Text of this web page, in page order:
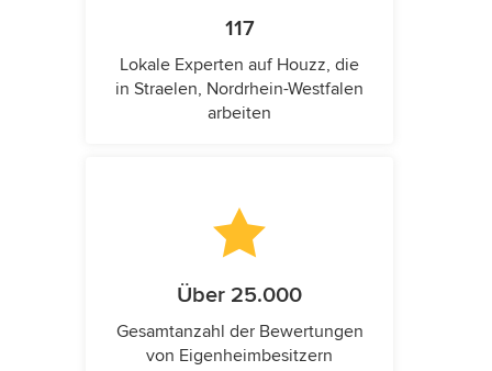
117
Lokale Experten auf Houzz, die
in Straelen, Nordrhein-Westfalen
arbeiten
Über 25.000
Gesamtanzahl der Bewertungen
von Eigenheimbesitzern